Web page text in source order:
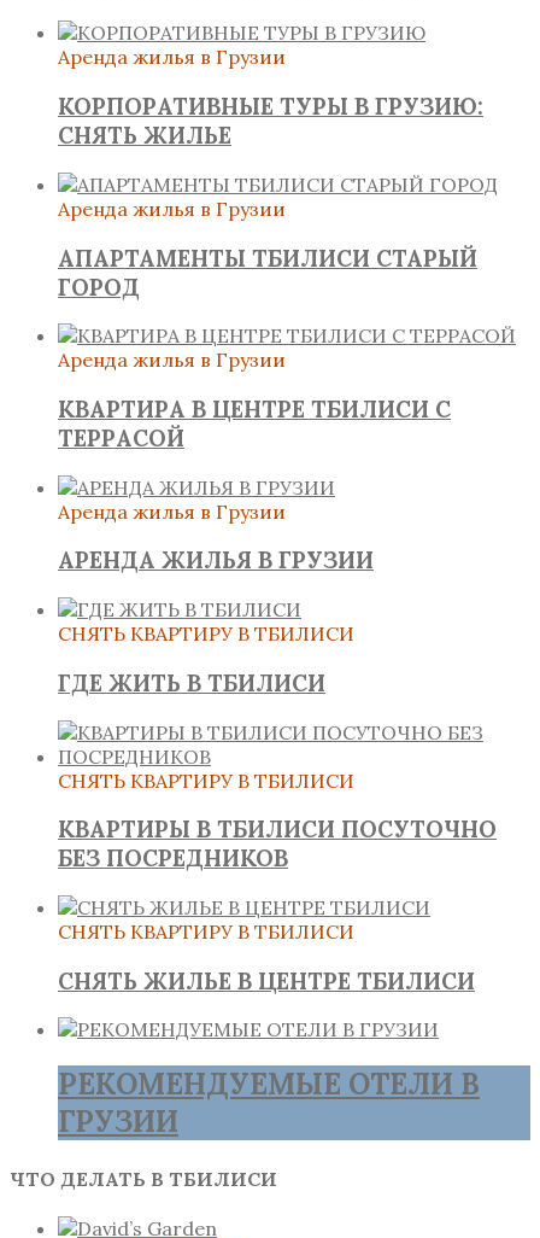
Аренда жилья в Грузии
КОРПОРАТИВНЫЕ ТУРЫ В ГРУЗИЮ:
СНЯТЬ ЖИЛЬЕ
Аренда жилья в Грузии
АПАРТАМЕНТЫ ТБИЛИСИ СТАРЫЙ
ГОРОД
Аренда жилья в Грузии
КВАРТИРА В ЦЕНТРЕ ТБИЛИСИ С
ТЕРРАСОЙ
Аренда жилья в Грузии
АРЕНДА ЖИЛЬЯ В ГРУЗИИ
СНЯТЬ КВАРТИРУ В ТБИЛИСИ
ГДЕ ЖИТЬ В ТБИЛИСИ
СНЯТЬ КВАРТИРУ В ТБИЛИСИ
КВАРТИРЫ В ТБИЛИСИ ПОСУТОЧНО
БЕЗ ПОСРЕДНИКОВ
СНЯТЬ КВАРТИРУ В ТБИЛИСИ
СНЯТЬ ЖИЛЬЕ В ЦЕНТРЕ ТБИЛИСИ
РЕКОМЕНДУЕМЫЕ ОТЕЛИ В
ГРУЗИИ
ЧТО ДЕЛАТЬ В ТБИЛИСИ